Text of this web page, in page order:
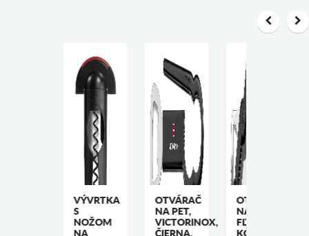
VÝVRTKA
S
NOŽOM
NA
OTVÁRAČ
NA PET,
VICTORINOX,
ČIERNA,
OTVÁRAČ
NA
FĽAŠE A
KONZERVY,